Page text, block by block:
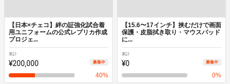
【日本×チェコ】絆の証強化試合着
用ユニフォームの公式レプリカ作成
プロジェ...
累計
¥200,000 募集中
40%
【15.6〜17インチ】挟むだけで画面
保護・皮脂拭き取り・マウスパッド
に...
累計
¥0 募集中
0%